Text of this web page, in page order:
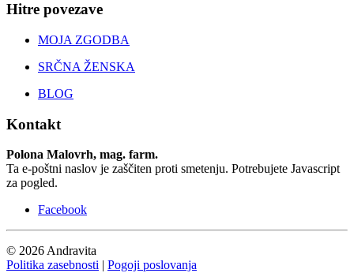
Hitre povezave
MOJA ZGODBA
SRČNA ŽENSKA
BLOG
Kontakt
Polona Malovrh, mag. farm.
Ta e-poštni naslov je zaščiten proti smetenju. Potrebujete Javascript
za pogled.
Facebook
© 2026 Andravita
Politika zasebnosti | Pogoji poslovanja